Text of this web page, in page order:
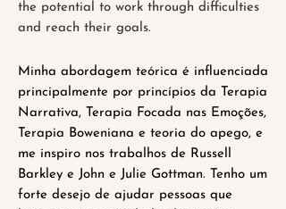
the potential to work through difficulties
and reach their goals.
Minha abordagem teórica é influenciada
principalmente por princípios da Terapia
Narrativa, Terapia Focada nas Emoções,
Terapia Boweniana e teoria do apego, e
me inspiro nos trabalhos de Russell
Barkley e John e Julie Gottman. Tenho um
forte desejo de ajudar pessoas que